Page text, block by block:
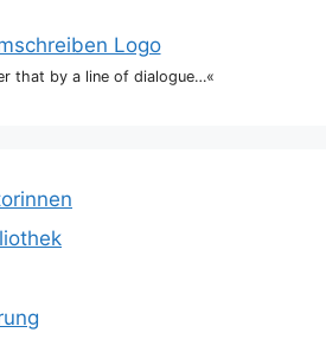
that by a line of dialogue…«